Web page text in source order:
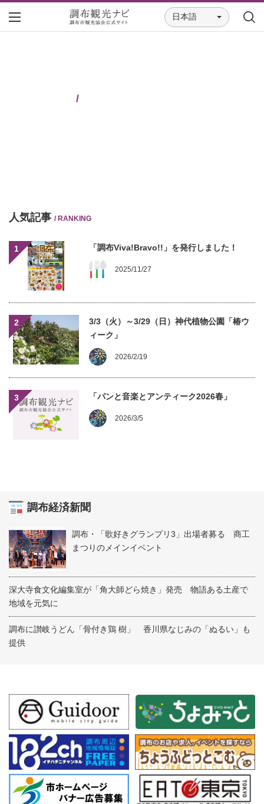
日本語
/
人気記事 / RANKING
1 「調布Viva!Bravo!!」を発行しました！
2025/11/27
2
3/3（火）～3/29（日）神代植物公園「椿ウ
ィーク」
2026/2/19
3 「パンと音楽とアンティーク2026春」
2026/3/5
調布経済新聞
調布・「歌好きグランプリ3」出場者募る 商工
まつりのメインイベント
深大寺食文化編集室が「角大師どら焼き」発売 物語ある土産で
地域を元気に
調布に讃岐うどん「骨付き鶏 樹」 香川県なじみの「ぬるい」も
提供